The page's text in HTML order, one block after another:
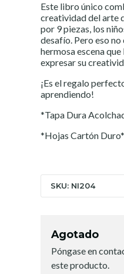
Este libro único
creatividad del arte
por 9 piezas, los
desafío. Pero eso
hermosa escena
expresar su
¡Es el regalo
aprendiendo!
*Tapa Dura
*Hojas Cartón Duro*
SKU: NI204
Agotado
Póngase en
este producto.